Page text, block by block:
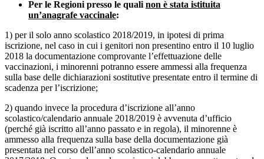
Per le Regioni presso le quali non è stata istituita
un’anagrafe vaccinale:
1) per il solo anno scolastico 2018/2019, in ipotesi di prima
iscrizione, nel caso in cui i genitori non presentino entro il 10 luglio
2018 la documentazione comprovante l’effettuazione delle
vaccinazioni, i minorenni potranno essere ammessi alla frequenza
sulla base delle dichiarazioni sostitutive presentate entro il termine di
scadenza per l’iscrizione;
2) quando invece la procedura d’iscrizione all’anno
scolastico/calendario annuale 2018/2019 è avvenuta d’ufficio
(perché già iscritto all’anno passato e in regola), il minorenne è
ammesso alla frequenza sulla base della documentazione già
presentata nel corso dell’anno scolastico-calendario annuale